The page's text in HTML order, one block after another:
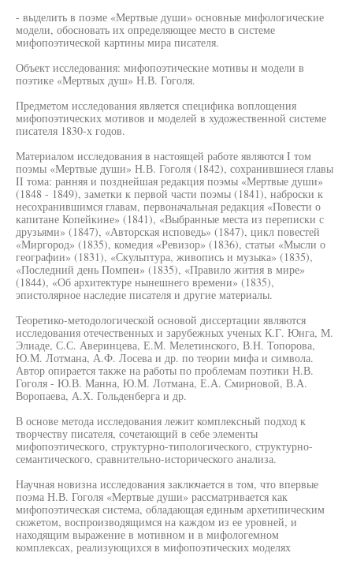
- выделить в поэме «Мертвые души» основные мифологические
модели, обосновать их определяющее место в системе
мифопоэтической картины мира писателя.
Объект исследования: мифопоэтические мотивы и модели в
поэтике «Мертвых душ» Н.В. Гоголя.
Предметом исследования является специфика воплощения
мифопоэтических мотивов и моделей в художественной системе
писателя 1830-х годов.
Материалом исследования в настоящей работе являются I том
поэмы «Мертвые души» Н.В. Гоголя (1842), сохранившиеся главы
II тома: ранняя и позднейшая редакция поэмы «Мертвые души»
(1848 - 1849), заметки к первой части поэмы (1841), наброски к
несохранившимся главам, первоначальная редакция «Повести о
капитане Копейкине» (1841), «Выбранные места из переписки с
друзьями» (1847), «Авторская исповедь» (1847), цикл повестей
«Миргород» (1835), комедия «Ревизор» (1836), статьи «Мысли о
географии» (1831), «Скульптура, живопись и музыка» (1835),
«Последний день Помпеи» (1835), «Правило жития в мире»
(1844), «Об архитектуре нынешнего времени» (1835),
эпистолярное наследие писателя и другие материалы.
Теоретико-методологической основой диссертации являются
исследования отечественных и зарубежных ученых К.Г. Юнга, М.
Элиаде, С.С. Аверинцева, Е.М. Мелетинского, В.Н. Топорова,
Ю.М. Лотмана, А.Ф. Лосева и др. по теории мифа и символа.
Автор опирается также на работы по проблемам поэтики Н.В.
Гоголя - Ю.В. Манна, Ю.М. Лотмана, Е.А. Смирновой, В.А.
Воропаева, А.Х. Гольденберга и др.
В основе метода исследования лежит комплексный подход к
творчеству писателя, сочетающий в себе элементы
мифопоэтического, структурно-типологического, структурно-
семантического, сравнительно-исторического анализа.
Научная новизна исследования заключается в том, что впервые
поэма Н.В. Гоголя «Мертвые души» рассматривается как
мифопоэтическая система, обладающая единым архетипическим
сюжетом, воспроизводящимся на каждом из ее уровней, и
находящим выражение в мотивном и в мифологемном
комплексах, реализующихся в мифопоэтических моделях